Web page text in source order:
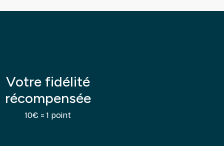
Votre fidélité
récompensée
10€ = 1 point